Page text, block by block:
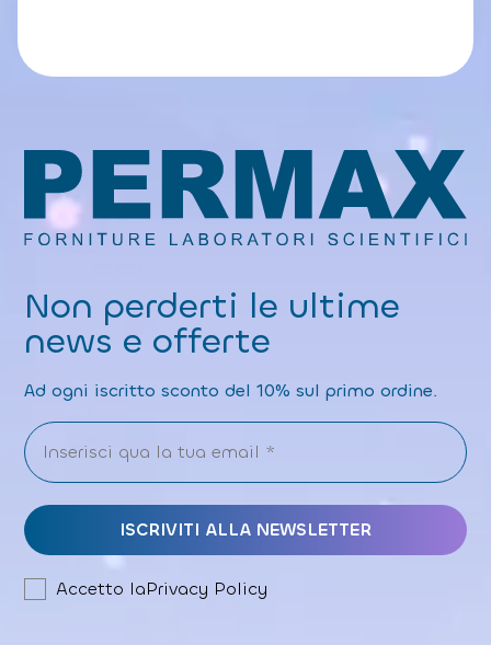
Non perderti le ultime
news e offerte
Ad ogni iscritto sconto del 10% sul primo ordine.
Accetto laPrivacy Policy